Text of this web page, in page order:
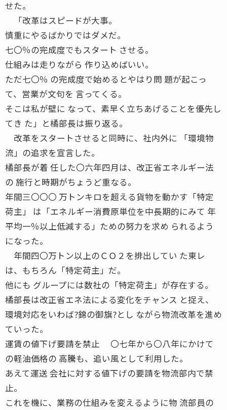
せた。
「改革はスピードが大事。
慎重にやるばかりではダメだ。
七〇％の完成度でもスタート させる。
仕組みは走りながら 作り込めばいい。
ただ七〇％ の完成度で始めるとやはり問 題が起こっ
て、営業が文句を 言ってくる。
そこは私が壁に なって、素早く立ちあげることを優先し
てき た」と橘部長は振り返る。
改革をスタートさせると同時に、社内外に 「環境物
流」の追求を宣言した。
橘部長が着 任した〇六年四月は、改正省エネルギー法
の 施行と時期がちょうど重なる。
年間三〇〇〇 万トンキロを超える貨物を動かす「特定
荷主」 は「エネルギー消費原単位を中長期的にみて 年
平均一％以上低減する」ための努力を求め られるよう
になった。
年間四〇万トン以上のＣＯ２を排出してい た東レ
は、もちろん「特定荷主」だ。
他にも グループには数社の「特定荷主」が存在する。
橘部長は改正省エネ法による変化をチャンス と捉え、
環境対応をいわば?錦の御旗?とし ながら物流改革を進め
ていった。
運賃の値下げ要請を禁止 〇七年から〇八年にかけて
の軽油価格の 高騰も、追い風として利用した。
あえて運送 会社に対する値下げの要請を物流部内で禁
止。
これを機に、業務の仕組みを変えるように物 流部員の